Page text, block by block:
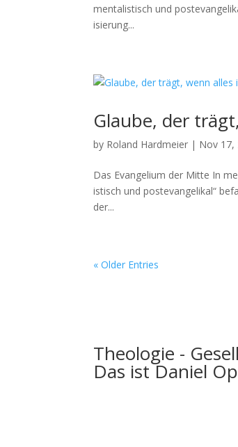
men­tal­is­tisch und
isierung...
Glaube, der
by Roland Hardmeier | Nov 17,
Das Evan­geli­um der Mitte In
is­tisch und poste­van­ge­likal“
der...
« Older Entries
Theologie -
Das ist Daniel